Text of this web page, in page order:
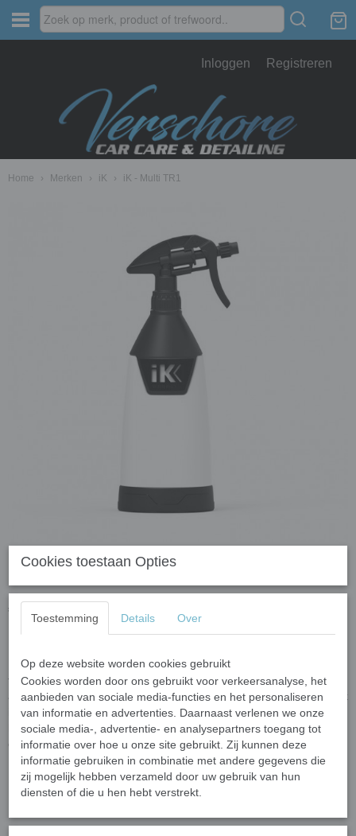
Inloggen Registreren
Home › Merken › iK › iK - Multi TR1
iK - Multi TR1
€ 10,40 (inclusief btw 21%)
IK Multi TR 1 Sprayer is een professionele spuitfles die bestand is
tegen de meeste (verdunde) zuren en alkalische vloeistoffen,
alcohol etc! De sprayer is speciaal ontwikkeld voor dagelijks gebruik
in o.a. de professionele automotive sector. Hij is vervaardigd uit
hoogwaardige materialen die maximaal bestand zijn tegen
chemicaliën.
1 liter fles met maatstrepen en plaats voor eigen label.
Cookies toestaan Opties
Toestemming Details Over
Op deze website worden cookies gebruikt
Cookies worden door ons gebruikt voor verkeersanalyse, het
aanbieden van sociale media-functies en het personaliseren
van informatie en advertenties. Daarnaast verlenen we onze
sociale media-, advertentie- en analysepartners toegang tot
informatie over hoe u onze site gebruikt. Zij kunnen deze
informatie gebruiken in combinatie met andere gegevens die
zij mogelijk hebben verzameld door uw gebruik van hun
diensten of die u hen hebt verstrekt.